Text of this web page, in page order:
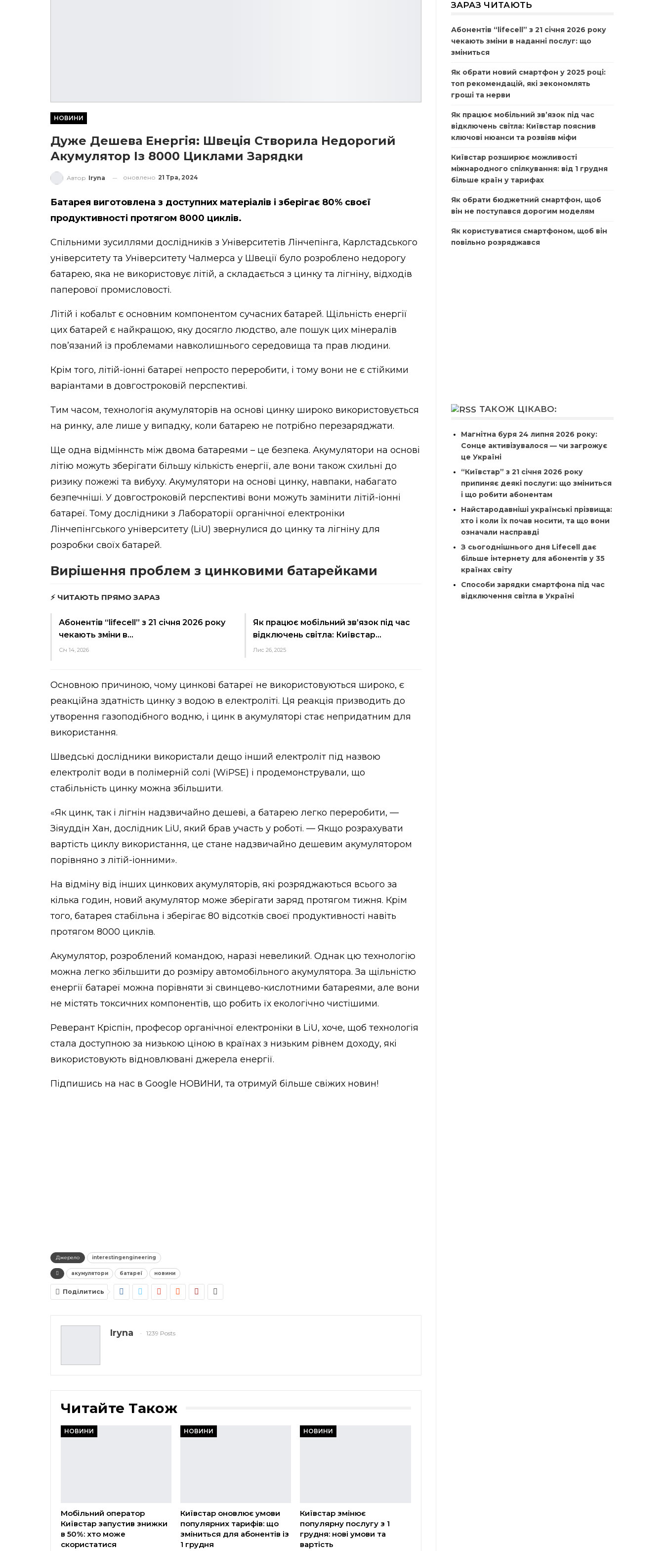
НОВИНИ
Дуже Дешева Енергія: Швеція Створила Недорогий
Акумулятор Із 8000 Циклами Зарядки
Автор Iryna оновлено 21 Тра, 2024
Батарея виготовлена з доступних матеріалів і зберігає 80% своєї
продуктивності протягом 8000 циклів.
Спільними зусиллями дослідників з Університетів Лінчепінга, Карлстадського
університету та Університету Чалмерса у Швеції було розроблено недорогу
батарею, яка не використовує літій, а складається з цинку та лігніну, відходів
паперової промисловості.
Літій і кобальт є основним компонентом сучасних батарей. Щільність енергії
цих батарей є найкращою, яку досягло людство, але пошук цих мінералів
пов’язаний із проблемами навколишнього середовища та прав людини.
Крім того, літій-іонні батареї непросто переробити, і тому вони не є стійкими
варіантами в довгостроковій перспективі.
Тим часом, технологія акумуляторів на основі цинку широко використовується
на ринку, але лише у випадку, коли батарею не потрібно перезаряджати.
Ще одна відміннсть між двома батареями – це безпека. Акумулятори на основі
літію можуть зберігати більшу кількість енергії, але вони також схильні до
ризику пожежі та вибуху. Акумулятори на основі цинку, навпаки, набагато
безпечніші. У довгостроковій перспективі вони можуть замінити літій-іонні
батареї. Тому дослідники з Лабораторії органічної електроніки
Лінчепінгського університету (LiU) звернулися до цинку та лігніну для
розробки своїх батарей.
Вирішення проблем з цинковими батарейками
⚡ ЧИТАЮТЬ ПРЯМО ЗАРАЗ
Абонентів “lifecell” з 21 січня 2026 року
чекають зміни в…
Січ 14, 2026
Як працює мобільний зв’язок під час
відключень світла: Київстар…
Лис 26, 2025
Основною причиною, чому цинкові батареї не використовуються широко, є
реакційна здатність цинку з водою в електроліті. Ця реакція призводить до
утворення газоподібного водню, і цинк в акумуляторі стає непридатним для
використання.
Шведські дослідники використали дещо інший електроліт під назвою
електроліт води в полімерній солі (WiPSE) і продемонстрували, що
стабільність цинку можна збільшити.
«Як цинк, так і лігнін надзвичайно дешеві, а батарею легко переробити, —
Зіяуддін Хан, дослідник LiU, який брав участь у роботі. — Якщо розрахувати
вартість циклу використання, це стане надзвичайно дешевим акумулятором
порівняно з літій-іонними».
На відміну від інших цинкових акумуляторів, які розряджаються всього за
кілька годин, новий акумулятор може зберігати заряд протягом тижня. Крім
того, батарея стабільна і зберігає 80 відсотків своєї продуктивності навіть
протягом 8000 циклів.
Акумулятор, розроблений командою, наразі невеликий. Однак цю технологію
можна легко збільшити до розміру автомобільного акумулятора. За щільністю
енергії батареї можна порівняти зі свинцево-кислотними батареями, але вони
не містять токсичних компонентів, що робить їх екологічно чистішими.
Реверант Кріспін, професор органічної електроніки в LiU, хоче, щоб технологія
стала доступною за низькою ціною в країнах з низьким рівнем доходу, які
використовують відновлювані джерела енергії.
Підпишись на нас в Google НОВИНИ, та отримуй більше свіжих новин!
Джерело interestingengineering
акумулятори батареї новини
Поділитись
Iryna 1239 Posts
Читайте Також
НОВИНИ
Мобільний оператор
Київстар запустив знижки
в 50%: хто може
скористатися
НОВИНИ
Київстар оновлює умови
популярних тарифів: що
зміниться для абонентів із
1 грудня
НОВИНИ
Київстар змінює
популярну послугу з 1
грудня: нові умови та
вартість
ЗАРАЗ ЧИТАЮТЬ
Абонентів “lifecell” з 21 січня 2026 року
чекають зміни в наданні послуг: що
зміниться
Як обрати новий смартфон у 2025 році:
топ рекомендацій, які зекономлять
гроші та нерви
Як працює мобільний зв’язок під час
відключень світла: Київстар пояснив
ключові нюанси та розвіяв міфи
Київстар розширює можливості
міжнародного спілкування: від 1 грудня
більше країн у тарифах
Як обрати бюджетний смартфон, щоб
він не поступався дорогим моделям
Як користуватися смартфоном, щоб він
повільно розряджався
ТАКОЖ ЦІКАВО:
Магнітна буря 24 липня 2026 року:
Сонце активізувалося — чи загрожує
це Україні
“Київстар” з 21 січня 2026 року
припиняє деякі послуги: що зміниться
і що робити абонентам
Найстародавніші українські прізвища:
хто і коли їх почав носити, та що вони
означали насправді
З сьогоднішнього дня Lifecell дає
більше інтернету для абонентів у 35
країнах світу
Способи зарядки смартфона під час
відключення світла в Україні